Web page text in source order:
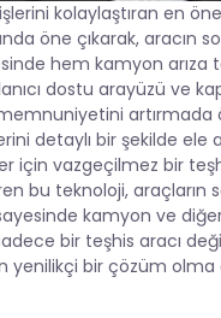
kolaylaştıran en
öne çıkarak, aracın
hem kamyon
dostu arayüzü ve
memnuniyetini
detaylı bir şekilde ele
için vazgeçilmez bir
bu teknoloji, araçların
kamyon ve diğer
bir teşhis aracı
yenilikçi bir çözüm olma